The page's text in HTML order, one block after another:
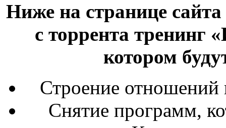
Ниже на странице
с торрента тренинг
котором
Строение отношений
Снятие программ,